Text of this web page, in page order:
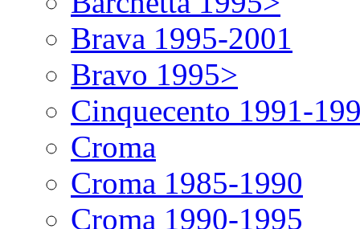
Brava 1995-2001
Bravo 1995>
Cinquecento 1991-
Croma
Croma 1985-1990
Croma 1990-1995